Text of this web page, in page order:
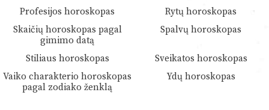
Profesijos horoskopas
Rytų horoskopas
Skaičių horoskopas pagal
gimimo datą
Spalvų horoskopas
Stiliaus horoskopas
Sveikatos horoskopas
Vaiko charakterio horoskopas
pagal zodiako ženklą
Ydų horoskopas